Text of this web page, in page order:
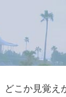
こか見覚え